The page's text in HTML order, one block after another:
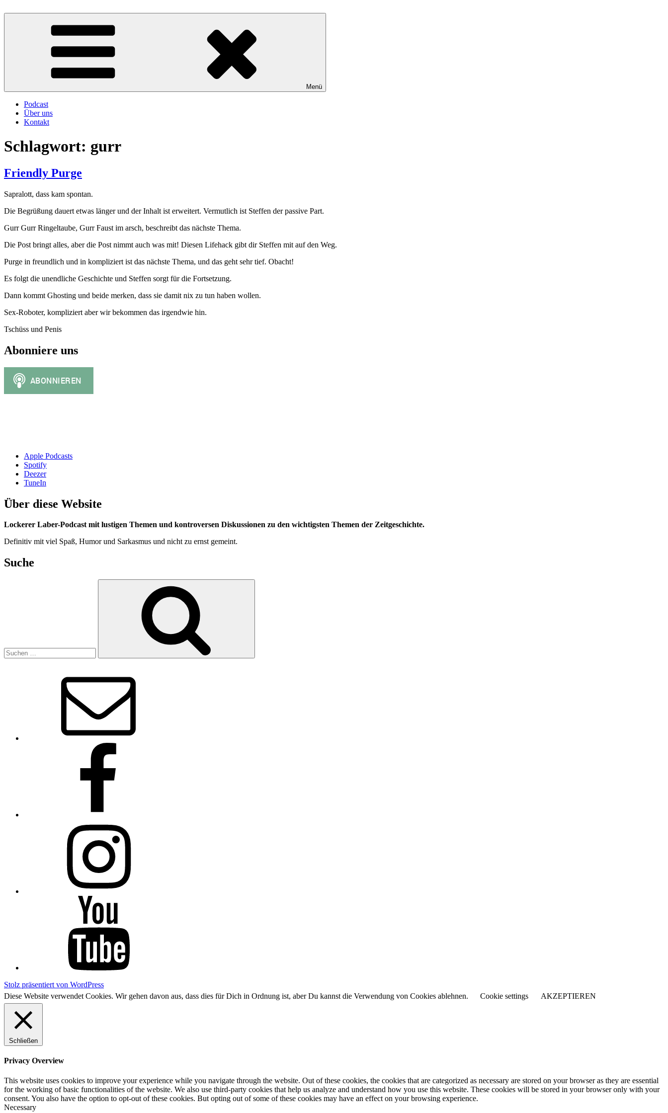
Inhalt
Atschebärebach
Mit viel Spaß, Humor und Sarkasmus
Menü
Podcast
Über uns
Kontakt
Schlagwort: gurr
Friendly Purge
Sapralott, dass kam spontan.
Die Begrüßung dauert etwas länger und der Inhalt ist erweitert. Vermutlich ist Steffen der passive Part.
Gurr Gurr Ringeltaube, Gurr Faust im arsch, beschreibt das nächste Thema.
Die Post bringt alles, aber die Post nimmt auch was mit! Diesen Lifehack gibt dir Steffen mit auf den Weg.
Purge in freundlich und in kompliziert ist das nächste Thema, und das geht sehr tief. Obacht!
Es folgt die unendliche Geschichte und Steffen sorgt für die Fortsetzung.
Dann kommt Ghosting und beide merken, dass sie damit nix zu tun haben wollen.
Sex-Roboter, kompliziert aber wir bekommen das irgendwie hin.
Tschüss und Penis
Abonniere uns
Apple Podcasts
Spotify
Deezer
TuneIn
Über diese Website
Lockerer Laber-Podcast mit lustigen Themen und kontroversen Diskussionen zu den wichtigsten Themen der Zeitgeschichte.
Definitiv mit viel Spaß, Humor und Sarkasmus und nicht zu ernst gemeint.
Suche
Stolz präsentiert von WordPress
Diese Website verwendet Cookies. Wir gehen davon aus, dass dies für Dich in Ordnung ist, aber Du kannst die Verwendung von Cookies ablehnen.
Cookie settings AKZEPTIEREN
Schließen
Privacy Overview
This website uses cookies to improve your experience while you navigate through the website. Out of these cookies, the cookies that are categorized as necessary are stored on your browser as they are essential
for the working of basic functionalities of the website. We also use third-party cookies that help us analyze and understand how you use this website. These cookies will be stored in your browser only with your
consent. You also have the option to opt-out of these cookies. But opting out of some of these cookies may have an effect on your browsing experience.
Necessary